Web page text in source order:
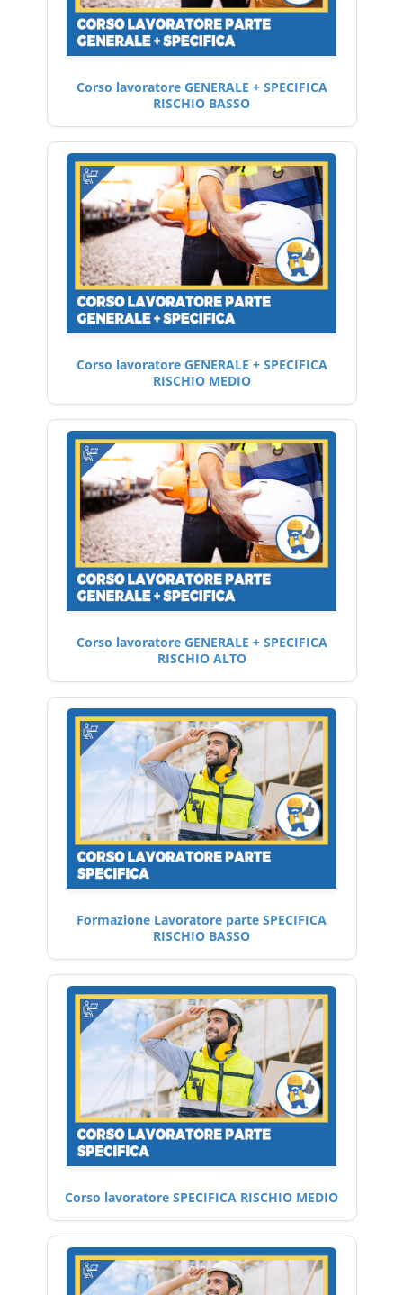
Corso lavoratore GENERALE + SPECIFICA
RISCHIO BASSO
Corso lavoratore GENERALE + SPECIFICA
RISCHIO MEDIO
Corso lavoratore GENERALE + SPECIFICA
RISCHIO ALTO
Formazione Lavoratore parte SPECIFICA
RISCHIO BASSO
Corso lavoratore SPECIFICA RISCHIO MEDIO